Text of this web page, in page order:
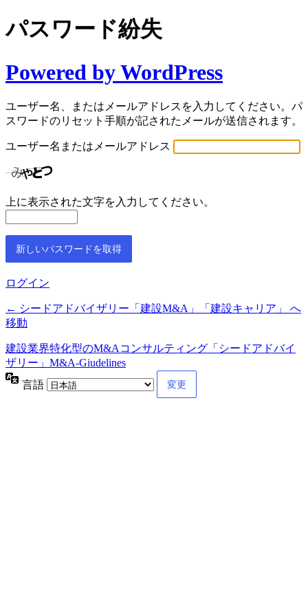
パスワード紛失
Powered by WordPress
ユーザー名、またはメールアドレスを入力してください。パ
スワードのリセット手順が記されたメールが送信されます。
ユーザー名またはメールアドレス
上に表示された文字を入力してください。
ログイン
← シードアドバイザリー「建設M&A」「建設キャリア」 へ
移動
建設業界特化型のM&Aコンサルティング「シードアドバイ
ザリー」M&A-Giudelines
言語